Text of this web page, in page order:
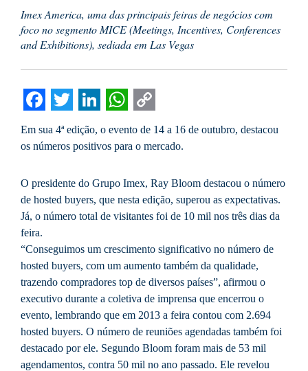
Imex America, uma das principais feiras de negócios com
foco no segmento MICE (Meetings, Incentives, Conferences
and Exhibitions), sediada em Las Vegas
Facebook
Twitter
LinkedIn
WhatsApp
Copy
Link
Em sua 4ª edição, o evento de 14 a 16 de outubro, destacou
os números positivos para o mercado.
O presidente do Grupo Imex, Ray Bloom destacou o número
de hosted buyers, que nesta edição, superou as expectativas.
Já, o número total de visitantes foi de 10 mil nos três dias da
feira.
“Conseguimos um crescimento significativo no número de
hosted buyers, com um aumento também da qualidade,
trazendo compradores top de diversos países”, afirmou o
executivo durante a coletiva de imprensa que encerrou o
evento, lembrando que em 2013 a feira contou com 2.694
hosted buyers. O número de reuniões agendadas também foi
destacado por ele. Segundo Bloom foram mais de 53 mil
agendamentos, contra 50 mil no ano passado. Ele revelou